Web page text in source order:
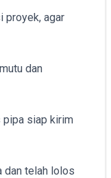
proyek, agar
dan
pipa siap kirim
dan telah lolos